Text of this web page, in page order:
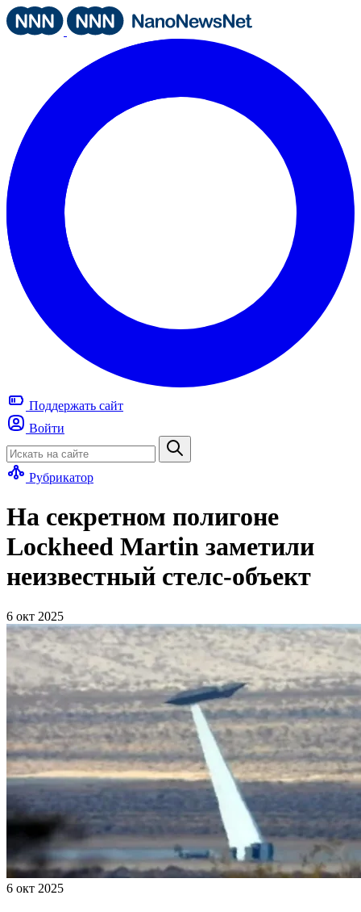
Поддержать сайт
Войти
Рубрикатор
На секретном полигоне
Lockheed Martin заметили
неизвестный стелс-объект
6 окт 2025
6 окт 2025